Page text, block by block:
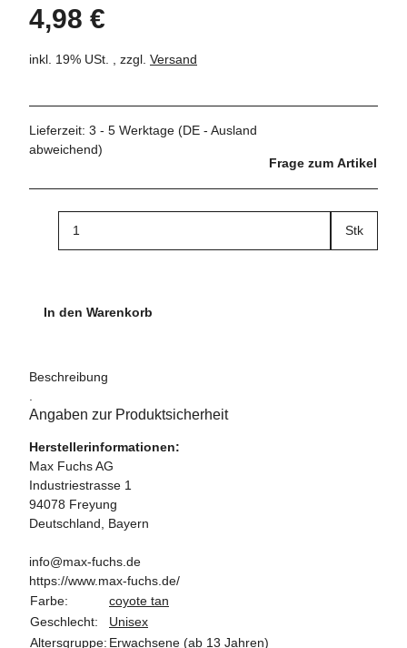
4,98 €
inkl. 19% USt. , zzgl. Versand
Lieferzeit: 3 - 5 Werktage (DE - Ausland
abweichend)
Frage zum Artikel
Stk
In den Warenkorb
Beschreibung
Angaben zur Produktsicherheit
Herstellerinformationen:
Max Fuchs AG
Industriestrasse 1
94078 Freyung
Deutschland, Bayern
info@max-fuchs.de
https://www.max-fuchs.de/
Farbe:
coyote tan
Geschlecht:
Unisex
Altersgruppe: Erwachsene (ab 13 Jahren)